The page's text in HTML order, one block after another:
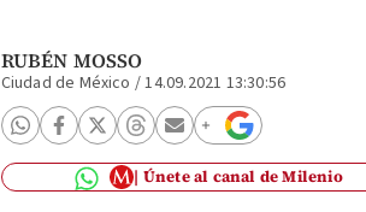
RUBÉN MOSSO
Ciudad de México /14.09.2021 13:30:56
Únete al canal de Milenio